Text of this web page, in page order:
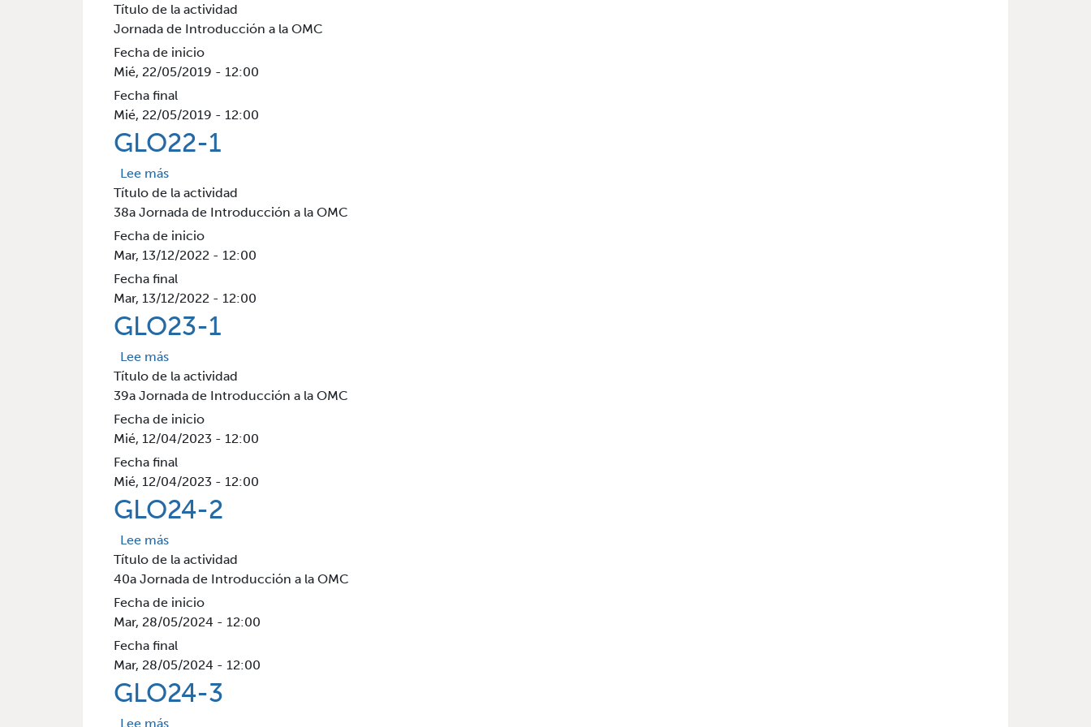
Título de la actividad
Jornada de Introducción a la OMC
Fecha de inicio
Mié, 22/05/2019 - 12:00
Fecha final
Mié, 22/05/2019 - 12:00
GLO22-1
Lee mássobre GLO22-1
Título de la actividad
38a Jornada de Introducción a la OMC
Fecha de inicio
Mar, 13/12/2022 - 12:00
Fecha final
Mar, 13/12/2022 - 12:00
GLO23-1
Lee mássobre GLO23-1
Título de la actividad
39a Jornada de Introducción a la OMC
Fecha de inicio
Mié, 12/04/2023 - 12:00
Fecha final
Mié, 12/04/2023 - 12:00
GLO24-2
Lee mássobre GLO24-2
Título de la actividad
40a Jornada de Introducción a la OMC
Fecha de inicio
Mar, 28/05/2024 - 12:00
Fecha final
Mar, 28/05/2024 - 12:00
GLO24-3
Lee mássobre GLO24-3